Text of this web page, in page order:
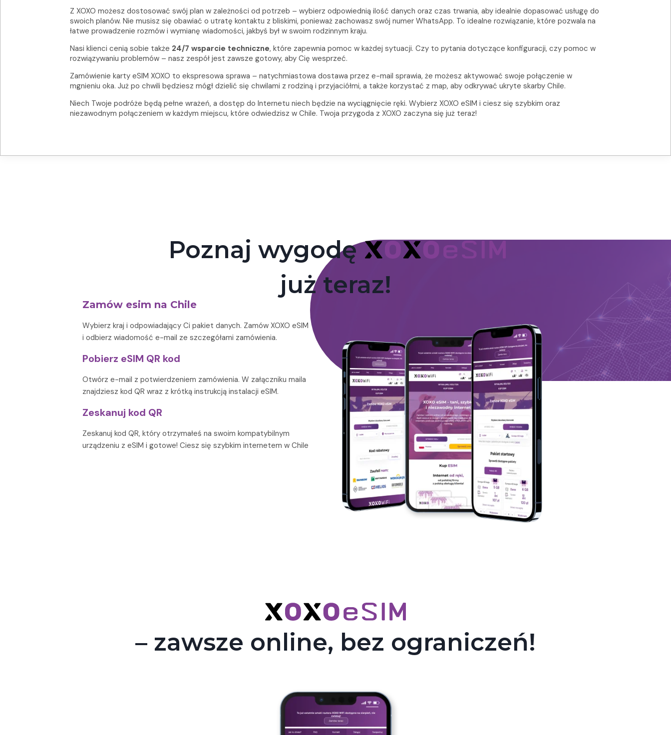
Z XOXO możesz dostosować swój plan w zależności od potrzeb – wybierz odpowiednią ilość danych oraz czas trwania, aby idealnie dopasować usługę do
swoich planów. Nie musisz się obawiać o utratę kontaktu z bliskimi, ponieważ zachowasz swój numer WhatsApp. To idealne rozwiązanie, które pozwala na
łatwe prowadzenie rozmów i wymianę wiadomości, jakbyś był w swoim rodzinnym kraju.
Nasi klienci cenią sobie także 24/7 wsparcie techniczne, które zapewnia pomoc w każdej sytuacji. Czy to pytania dotyczące konfiguracji, czy pomoc w
rozwiązywaniu problemów – nasz zespół jest zawsze gotowy, aby Cię wesprzeć.
Zamówienie karty eSIM XOXO to ekspresowa sprawa – natychmiastowa dostawa przez e-mail sprawia, że możesz aktywować swoje połączenie w
mgnieniu oka. Już po chwili będziesz mógł dzielić się chwilami z rodziną i przyjaciółmi, a także korzystać z map, aby odkrywać ukryte skarby Chile.
Niech Twoje podróże będą pełne wrażeń, a dostęp do Internetu niech będzie na wyciągnięcie ręki. Wybierz XOXO eSIM i ciesz się szybkim oraz
niezawodnym połączeniem w każdym miejscu, które odwiedzisz w Chile. Twoja przygoda z XOXO zaczyna się już teraz!
Poznaj wygodę
już teraz!
Zamów esim na Chile
Wybierz kraj i odpowiadający Ci pakiet danych. Zamów XOXO eSIM
i odbierz wiadomość e-mail ze szczegółami zamówienia.
Pobierz eSIM QR kod
Otwórz e-mail z potwierdzeniem zamówienia. W załączniku maila
znajdziesz kod QR wraz z krótką instrukcją instalacji eSIM.
Zeskanuj kod QR
Zeskanuj kod QR, który otrzymałeś na swoim kompatybilnym
urządzeniu z eSIM i gotowe! Ciesz się szybkim internetem w Chile
– zawsze online, bez ograniczeń!